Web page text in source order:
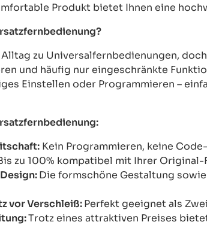
Produkt bietet Ihnen eine
zu Universalfernbedienungen,
und häufig nur eingeschränkte
Einstellen oder Programmieren –
Kein Programmieren, keine
zu 100% kompatibel mit Ihrer
Die formschöne Gestaltung
vor Verschleiß:Perfekt geeignet als
Trotz eines attraktiven Preises